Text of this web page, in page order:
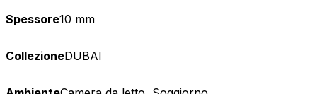
Spessore10 mm
CollezioneDUBAI